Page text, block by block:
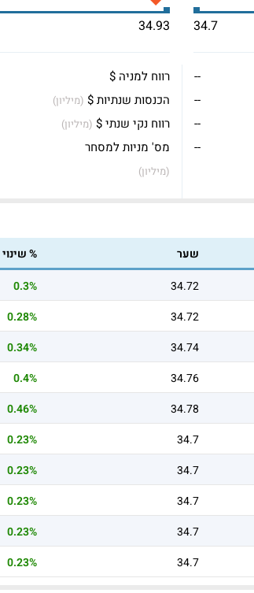
34.7
34.93
--
--
--
--
רווח למניה $
הכנסות שנתיות $ (מיליון)
רווח נקי שנתי $ (מיליון)
מס' מניות למסחר
(מיליון)
שער % שינוי
34.72
0.3%
34.72
0.28%
34.74
0.34%
34.76
0.4%
34.78
0.46%
34.7
0.23%
34.7
0.23%
34.7
0.23%
34.7
0.23%
34.7
0.23%